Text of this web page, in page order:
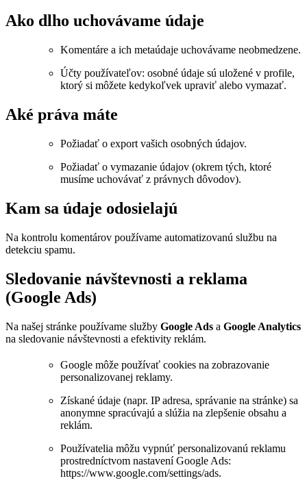
Ako dlho uchovávame údaje
Komentáre a ich metaúdaje uchovávame neobmedzene.
Účty používateľov: osobné údaje sú uložené v profile,
ktorý si môžete kedykoľvek upraviť alebo vymazať.
Aké práva máte
Požiadať o export vašich osobných údajov.
Požiadať o vymazanie údajov (okrem tých, ktoré
musíme uchovávať z právnych dôvodov).
Kam sa údaje odosielajú
Na kontrolu komentárov používame automatizovanú službu na
detekciu spamu.
Sledovanie návštevnosti a reklama
(Google Ads)
Na našej stránke používame služby Google Ads a Google Analytics
na sledovanie návštevnosti a efektivity reklám.
Google môže používať cookies na zobrazovanie
personalizovanej reklamy.
Získané údaje (napr. IP adresa, správanie na stránke) sa
anonymne spracúvajú a slúžia na zlepšenie obsahu a
reklám.
Používatelia môžu vypnúť personalizovanú reklamu
prostredníctvom nastavení Google Ads:
https://www.google.com/settings/ads.